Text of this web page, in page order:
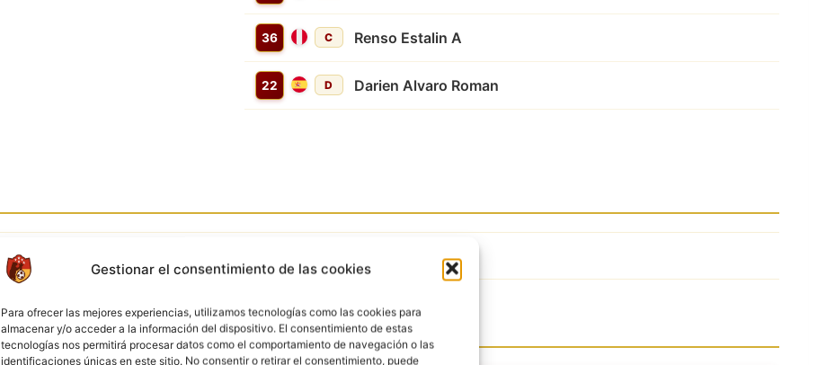
Gestionar el consentimiento de las cookies
Para ofrecer las mejores experiencias, utilizamos tecnologías como las cookies para
almacenar y/o acceder a la información del dispositivo. El consentimiento de estas
tecnologías nos permitirá procesar datos como el comportamiento de navegación o las
identificaciones únicas en este sitio. No consentir o retirar el consentimiento, puede
36 C Renso Estalin A
22 D Darien Alvaro Roman
Fernando J. Cumbay